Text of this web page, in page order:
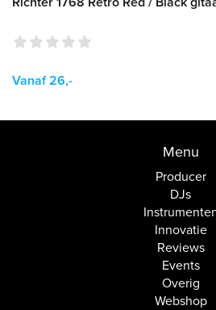
Vanaf 26,-
Menu
Producer
DJs
Innovatie
Reviews
Events
Overig
Webshop